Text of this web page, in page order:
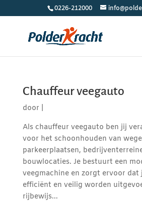
0226-212000
Chauffeur veegauto
door
Als chauffeur veegauto ben jij
voor het schoonhouden van
parkeerplaatsen,
bouwlocaties. Je bestuurt een
veegmachine en zorgt ervoor dat
efficiënt en veilig worden
rijbewijs...